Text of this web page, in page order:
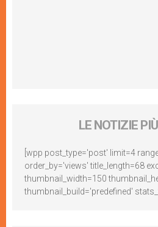
LE NOTIZIE
[wpp post_type='post' limit=4
order_by='views' title_length=68
thumbnail_width=150
thumbnail_build='predefined'